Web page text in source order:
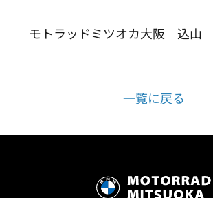
モトラッドミツオカ大阪 込山
一覧に戻る